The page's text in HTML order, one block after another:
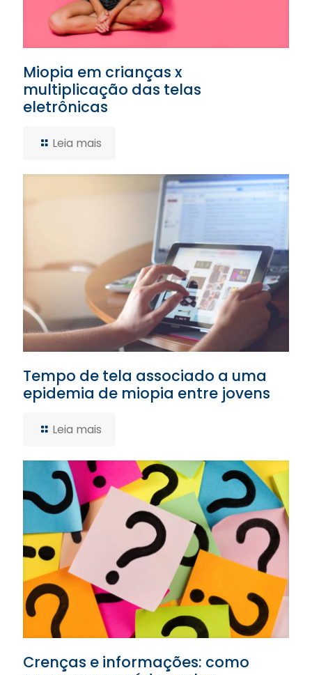
Miopia em crianças x
multiplicação das telas
eletrônicas
Leia mais
Tempo de tela associado a uma
epidemia de miopia entre jovens
Leia mais
Crenças e informações: como